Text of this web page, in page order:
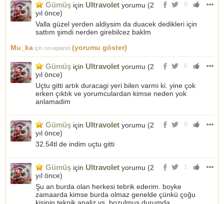
0
Gümüş için Ultravolet yorumu (2
yıl önce)
Valla güzel yerden aldiysim da duacek dedikleri için
sattım şimdi nerden girebilcez baklm
Mu_ka için cevaplandı (yorumu göster)
0
Gümüş için Ultravolet yorumu (2
yıl önce)
Uçtu gitti artık duracagi yeri bilen varmi ki. yine çok
erken çıktık ve yorumculardan kimse neden yok
anlamadim
0
Gümüş için Ultravolet yorumu (2
yıl önce)
32.54tl de indim uçtu gitti
1
Gümüş için Ultravolet yorumu (2
yıl önce)
Şu an burda olan herkesi tebrik ederim. boyke
zamaarda kimse burda olmaz genelde çünkü çoğu